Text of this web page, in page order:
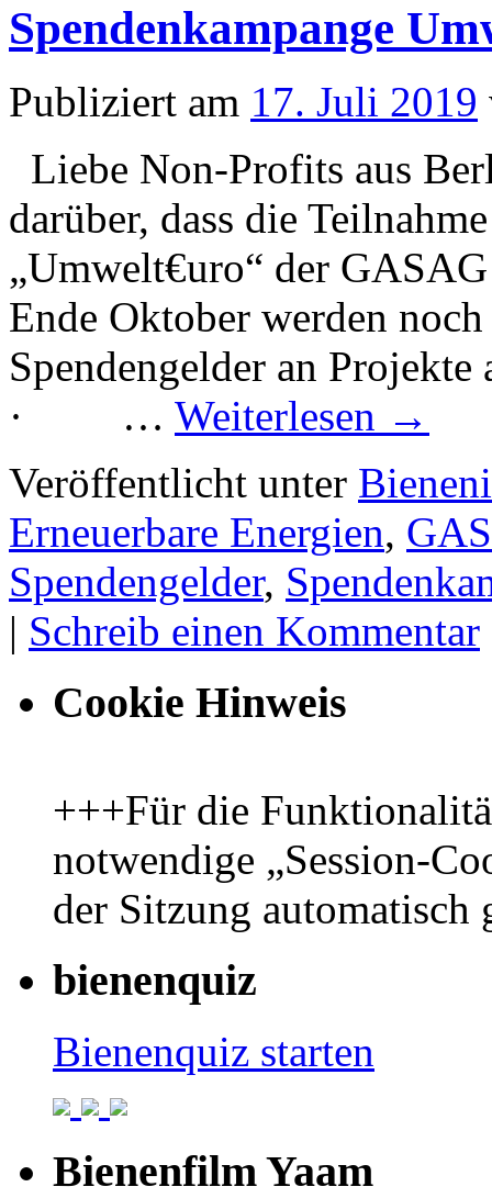
Spendenkampange
Publiziert am 17. Juli 2019
Liebe Non-Profits aus
darüber, dass die
„Umwelt€uro“ der
Ende Oktober werden
Spendengelder an
· … Weiterlesen →
Veröffentlicht unter
Erneuerbare Energien,
Spendengelder,
| Schreib einen Kommentar
Cookie Hinweis
+++Für die
notwendige „Session-
der Sitzung automatisch
bienenquiz
Bienenquiz starten
Bienenfilm Yaam